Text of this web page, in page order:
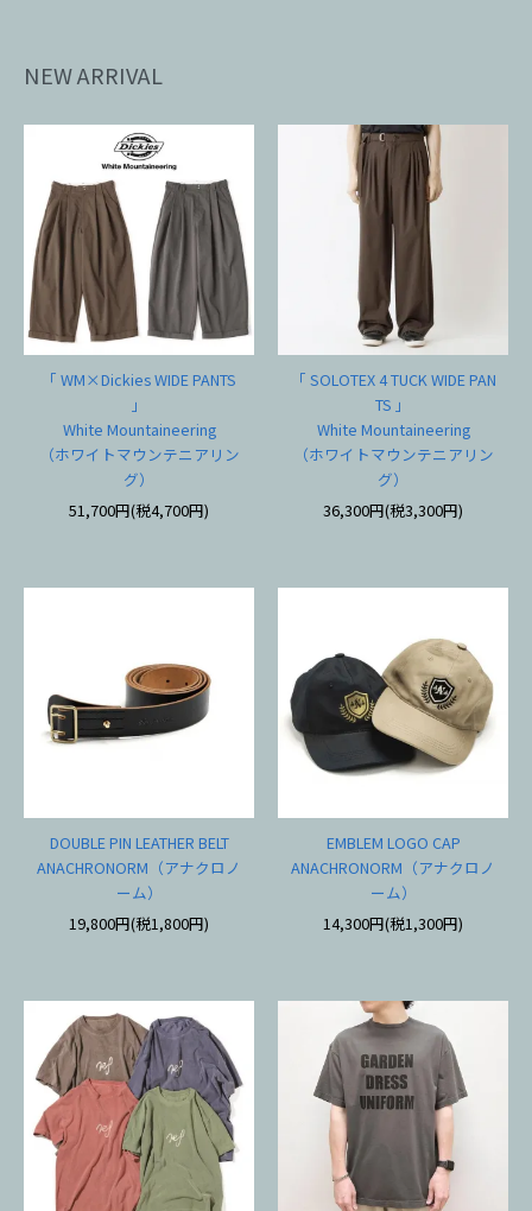
NEW ARRIVAL
「 WM×Dickies WIDE PANTS
」
White Mountaineering
（ホワイトマウンテニアリン
グ）
51,700円(税4,700円)
「 SOLOTEX 4 TUCK WIDE PAN
TS 」
White Mountaineering
（ホワイトマウンテニアリン
グ）
36,300円(税3,300円)
DOUBLE PIN LEATHER BELT
ANACHRONORM（アナクロノ
ーム）
19,800円(税1,800円)
EMBLEM LOGO CAP
ANACHRONORM（アナクロノ
ーム）
14,300円(税1,300円)